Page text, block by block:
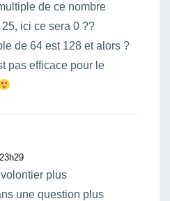
de ce nombre
ici ce sera 0 ??
de 64 est 128 et alors ?
pas efficace pour le
plus
une question plus